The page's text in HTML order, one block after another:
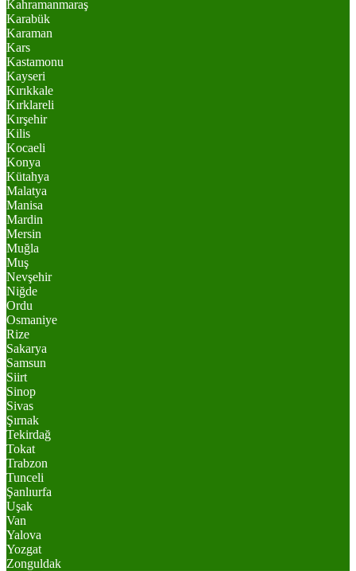
Kahramanmaraş
Karabük
Karaman
Kars
Kastamonu
Kayseri
Kırıkkale
Kırklareli
Kırşehir
Kilis
Kocaeli
Konya
Kütahya
Malatya
Manisa
Mardin
Mersin
Muğla
Muş
Nevşehir
Niğde
Ordu
Osmaniye
Rize
Sakarya
Samsun
Siirt
Sinop
Sivas
Şırnak
Tekirdağ
Tokat
Trabzon
Tunceli
Şanlıurfa
Uşak
Van
Yalova
Yozgat
Zonguldak